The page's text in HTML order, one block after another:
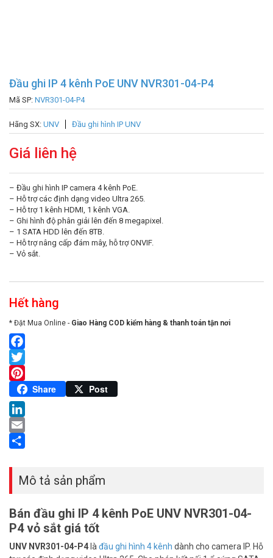
Đầu ghi IP 4 kênh PoE UNV NVR301-04-P4
Mã SP: NVR301-04-P4
Hãng SX: UNV Đầu ghi hình IP UNV
Giá liên hệ
– Đầu ghi hình IP camera 4 kênh PoE.
– Hỗ trợ các định dạng video Ultra 265.
– Hỗ trợ 1 kênh HDMI, 1 kênh VGA.
– Ghi hình độ phân giải lên đến 8 megapixel.
– 1 SATA HDD lên đến 8TB.
– Hỗ trợ nâng cấp đám mây, hỗ trợ ONVIF.
– Vỏ sắt.
Hết hàng
* Đặt Mua Online - Giao Hàng COD kiểm hàng & thanh toán tận nơi
Facebook
Twitter
Pinterest
Share Post
LinkedIn
Email
Mô tả sản phẩm
Bán đầu ghi IP 4 kênh PoE UNV NVR301-04-
P4 vỏ sắt giá tốt
UNV NVR301-04-P4là đầu ghi hình 4 kênh dành cho camera IP. Hỗ